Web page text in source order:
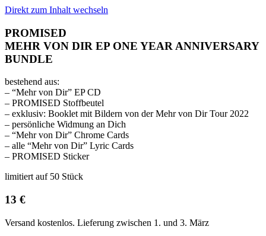
Direkt zum Inhalt wechseln
PROMISED
MEHR VON DIR EP ONE YEAR ANNIVERSARY
BUNDLE
bestehend aus:
– “Mehr von Dir” EP CD
– PROMISED Stoffbeutel
– exklusiv: Booklet mit Bildern von der Mehr von Dir Tour 2022
– persönliche Widmung an Dich
– “Mehr von Dir” Chrome Cards
– alle “Mehr von Dir” Lyric Cards
– PROMISED Sticker
limitiert auf 50 Stück
13 €
Versand kostenlos. Lieferung zwischen 1. und 3. März